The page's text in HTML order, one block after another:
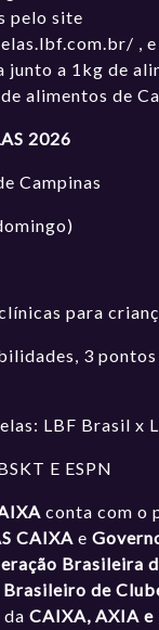
pelo site
,
junto a 1kg de
alimentos de
2026
Campinas
para
3
LBF Brasil x
E ESPN
conta com o
CAIXA e
Brasileira
de
daCAIXA, AXIA e